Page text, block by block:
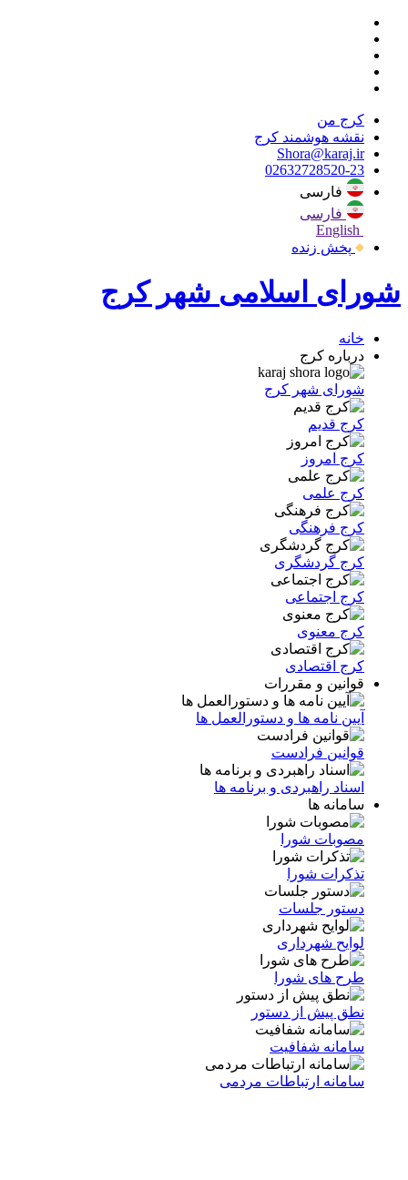
کرج من
نقشه هوشمند کرج
Shora@karaj.ir
02632728520-23
فارسی
فارسی
English
پخش زنده
شورای اسلامی شهر کرج
خانه
درباره کرج
شورای شهر کرج
کرج قدیم
کرج امروز
کرج علمی
کرج فرهنگی
کرج گردشگری
کرج اجتماعی
کرج معنوی
کرج اقتصادی
قوانین و مقررات
آیین نامه ها و دستورالعمل ها
قوانین فرادست
اسناد راهبردی و برنامه ها
سامانه ها
مصوبات شورا
تذکرات شورا
دستور جلسات
لوایح شهرداری
طرح های شورا
نطق پیش از دستور
سامانه شفافیت
سامانه ارتباطات مردمی